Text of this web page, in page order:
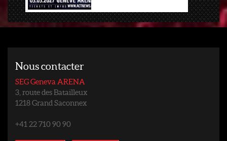
Nous contacter
SEG Geneva ARENA
3, route des Batailleux
1218 Grand Saconnex
+41 22 710 90 90